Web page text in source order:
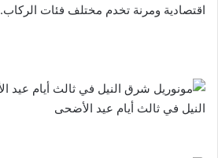
اقتصادية ومرنة تخدم مختلف فئات الركاب.
النيل في ثالث أيام عيد الأضحى